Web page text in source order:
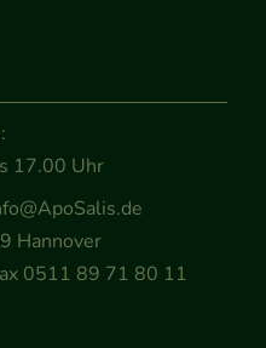
17.00 Uhr
Hannover
0511 89 71 80 11